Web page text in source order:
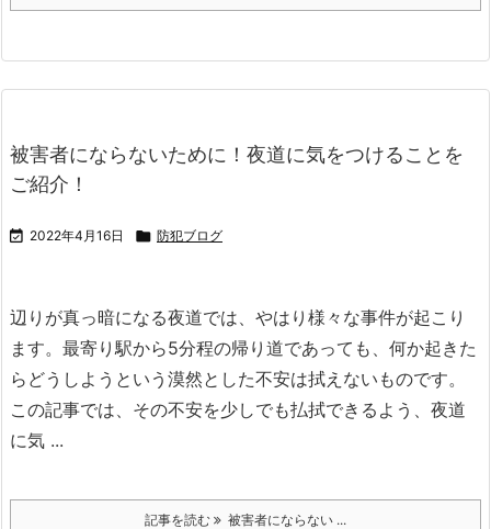
被害者にならないために！夜道に気をつけることを
ご紹介！
 2022年4月16日  防犯ブログ
辺りが真っ暗になる夜道では、やはり様々な事件が起こり
ます。 最寄り駅から5分程の帰り道であっても、何か起きた
らどうしようという漠然とした不安は拭えないものです。
この記事では、その不安を少しでも払拭できるよう、夜道
に気 ...
記事を読む 被害者にならない ...